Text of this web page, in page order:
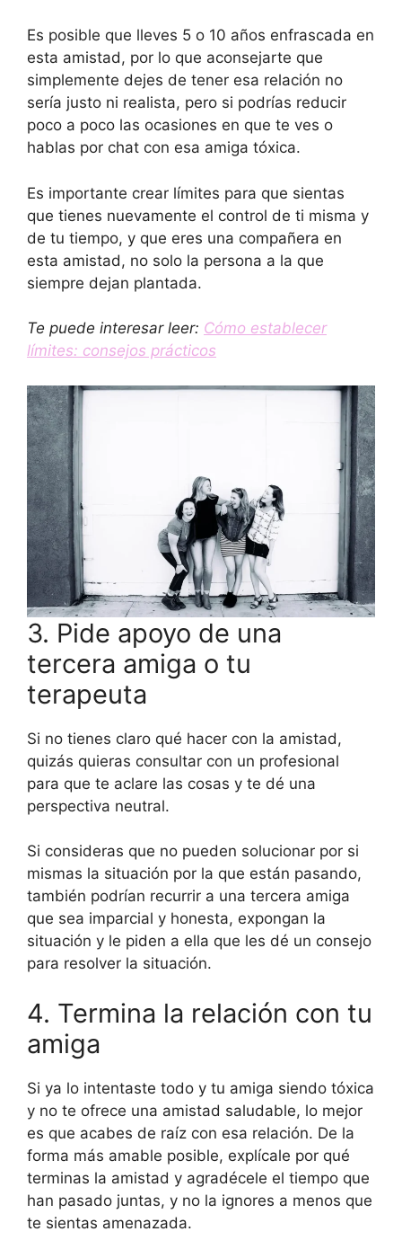
Es posible que lleves 5 o 10 años enfrascada en
esta amistad, por lo que aconsejarte que
simplemente dejes de tener esa relación no
sería justo ni realista, pero si podrías reducir
poco a poco las ocasiones en que te ves o
hablas por chat con esa amiga tóxica.
Es importante crear límites para que sientas
que tienes nuevamente el control de ti misma y
de tu tiempo, y que eres una compañera en
esta amistad, no solo la persona a la que
siempre dejan plantada.
Te puede interesar leer: Cómo establecer
límites: consejos prácticos
3. Pide apoyo de una
tercera amiga o tu
terapeuta
Si no tienes claro qué hacer con la amistad,
quizás quieras consultar con un profesional
para que te aclare las cosas y te dé una
perspectiva neutral.
Si consideras que no pueden solucionar por si
mismas la situación por la que están pasando,
también podrían recurrir a una tercera amiga
que sea imparcial y honesta, expongan la
situación y le piden a ella que les dé un consejo
para resolver la situación.
4. Termina la relación con tu
amiga
Si ya lo intentaste todo y tu amiga siendo tóxica
y no te ofrece una amistad saludable, lo mejor
es que acabes de raíz con esa relación. De la
forma más amable posible, explícale por qué
terminas la amistad y agradécele el tiempo que
han pasado juntas, y no la ignores a menos que
te sientas amenazada.